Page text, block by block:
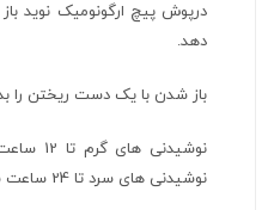
درپوش پیچ ارگونومیک نوید
دهد.
باز شدن با یک دست ریختن را
نوشیدنی های سرد تا 24 ساعت سرد می مانند.